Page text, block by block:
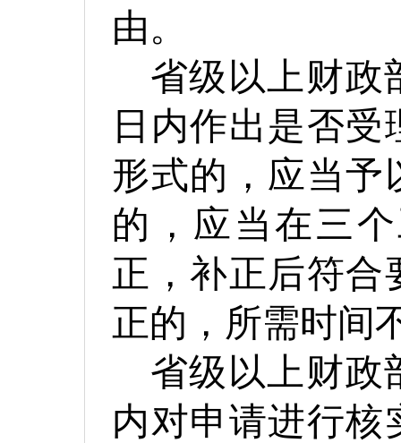
由。
省级以上财政
日内作出是否
形式的，应当予
的，应当在三
正，补正后符合
正的，所需时间
省级以上财政
内对申请进行核